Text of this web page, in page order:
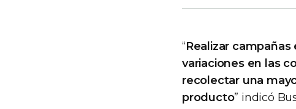
“Realizar
variaciones en las
recolectar una
producto” indicó